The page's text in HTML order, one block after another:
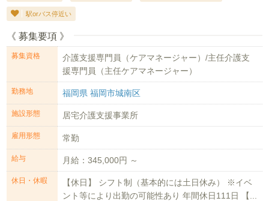
駅orバス停近い
《 募集要項 》
募集資格
介護支援専門員（ケアマネージャー）/主任介護支
援専門員（主任ケアマネージャー）
勤務地 福岡県 福岡市城南区
施設形態 居宅介護支援事業所
雇用形態 常勤
給与 月給：345,000円 ～
休日・休暇
【休日】 シフト制（基本的には土日休み） ※イベ
ント等により出勤の可能性あり 年間休日111日 【...